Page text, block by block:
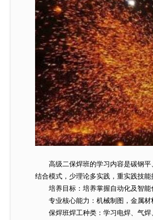
高级二保焊班的学习内容是碳钢平
结合模式，少理论多实践，重实践技
培养目标：培养掌握自动化及智能
专业核心能力：机械制图，金属材
保焊班焊工种类：学习电焊、气焊